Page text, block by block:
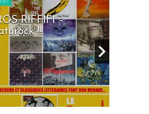
LE GROS RIFFIFI
LE GROS RIFFIFI –
Days To Rock !!!